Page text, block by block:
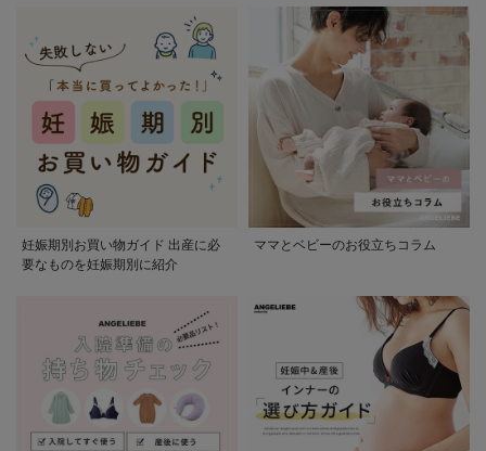
妊娠期別お買い物ガイド 出産に必
要なものを妊娠期別に紹介
ママとベビーのお役立ちコラム